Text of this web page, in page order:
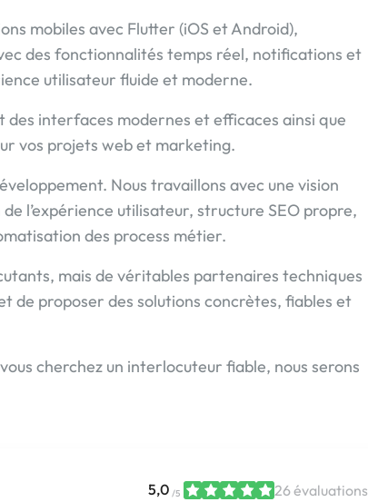
mobiles avec Flutter (iOS et Android),
des fonctionnalités temps réel, notifications et
utilisateur fluide et moderne.
des interfaces modernes et efficaces ainsi que
vos projets web et marketing.
Nous travaillons avec une vision
l’expérience utilisateur, structure SEO propre,
des process métier.
mais de véritables partenaires techniques
de proposer des solutions concrètes, fiables et
cherchez un interlocuteur fiable, nous serons
5,0 /5 26 évaluations